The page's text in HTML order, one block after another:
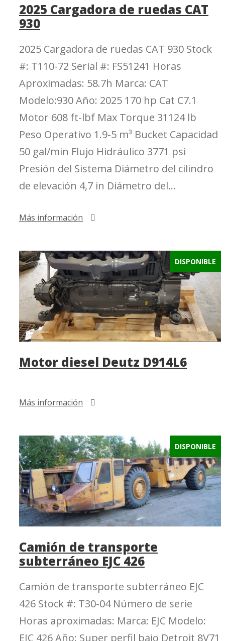
2025 Cargadora de ruedas CAT
930
2025 Cargadora de ruedas CAT 930 Stock
#: T110-72 Serial #: FS51241 Horas
Aproximadas: 58.7h Marca: CAT
Modelo:930 Año: 2025 170 hp Cat C7.1
Motor 608 ft-lbf Max Torque 31124 lb
Peso Operativo 1.9-5 m³ Bucket Capacidad
50 gal/min Flujo Hidráulico 3771 psi
Presión del Sistema Diámetro del cilindro
de elevación 4,7 in Diámetro del...
Más información
DISPONIBLE
Motor diesel Deutz D914L6
Más información
DISPONIBLE
Camión de transporte
subterráneo EJC 426
Camión de transporte subterráneo EJC
426 Stock #: T30-04 Número de serie
Horas aproximadas: Marca: EJC Modelo:
EJC 426 Año: Super perfil bajo Detroit 8V71